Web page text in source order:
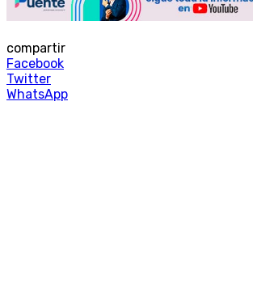
compartir
Facebook
Twitter
WhatsApp